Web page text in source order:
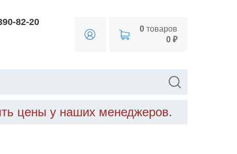
82-20
0товаров
0 ₽
цены у наших менеджеров.